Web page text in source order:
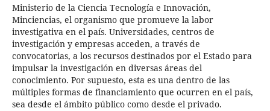
Ministerio de la Ciencia Tecnología e Innovación,
Minciencias, el organismo que promueve la labor
investigativa en el país. Universidades, centros de
investigación y empresas acceden, a través de
convocatorias, a los recursos destinados por el Estado para
impulsar la investigación en diversas áreas del
conocimiento. Por supuesto, esta es una dentro de las
múltiples formas de financiamiento que ocurren en el país,
sea desde el ámbito público como desde el privado.